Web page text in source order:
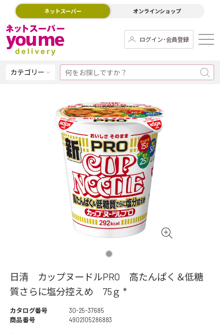
ネットスーパー オンラインショップ
ログイン･会員登録
カテゴリー
日清 カップヌードルPRO 高たんぱく＆低糖
質さらに塩分控えめ 75ｇ *
カタログ番号
30-25-37685
商品番号
4902105286883